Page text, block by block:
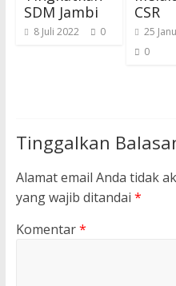
SDM Jambi
8 Juli 2022 0
CSR
25
0
Tinggalkan
Alamat email Anda tidak
yang wajib ditandai *
Komentar*